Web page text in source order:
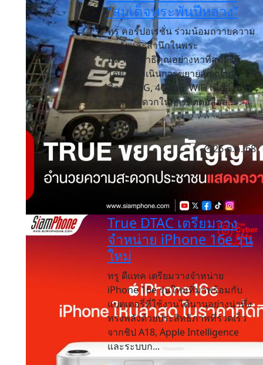
“สมเด็จพระพันปีหลวง”
ทรู คอร์ปอเรชั่น ร่วมน้อมถวายความ
อาลัยและสำนึกในพระ
มหากรุณาธิคุณอย่างหาที่สุดมิได้
โดยได้ดำเนินการขยายสัญญาณ
สื่อสาร 5G, 4G และ WiFi เพื่ออำนวย
ความสะดวกในการติดต่อสื่อส...
266
26 ต.ค. 68
True DTAC เตรียมวาง
จำหน่าย iPhone 16e รุ่น
ใหม่
ทรู ดีแทค เตรียมวางจำหน่าย
iPhone 16e รุ่นใหม่ที่มาพร้อมกับ
แบตเตอรี่ที่ใช้งานได้นานอย่างน่าทึ่ง
ทรงพลังด้วยประสิทธิภาพที่รวดเร็ว
จากชิป A18, Apple Intelligence
และระบบก...